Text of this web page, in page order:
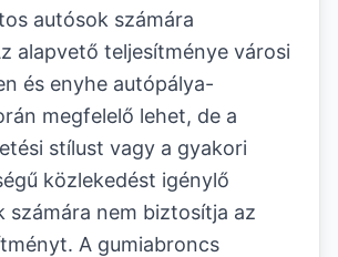
autósok számára
alapvető teljesítménye városi
és enyhe autópálya-
megfelelő lehet, de a
stílust vagy a gyakori
közlekedést igénylő
számára nem biztosítja az
A gumiabroncs